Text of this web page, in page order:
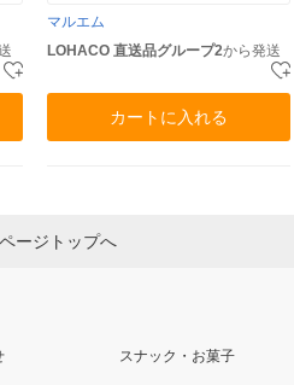
マルエム
LOHACO 直送品グループ2から発送
カートに入れる
ページトップへ
スナック・お菓子